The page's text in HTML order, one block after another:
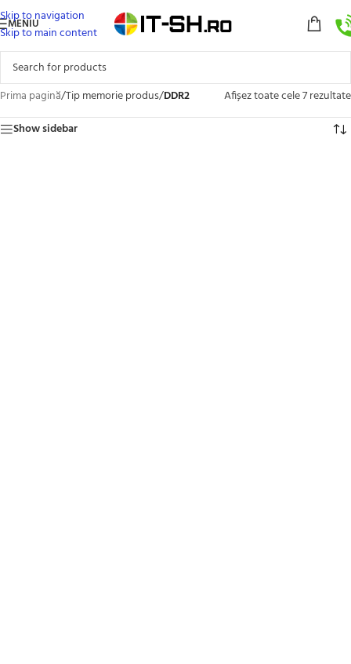
Skip to navigation
Skip to main content
MENIU
Prima pagină/Tip memorie produs/DDR2
Afișez toate cele 7 rezultate
Show sidebar